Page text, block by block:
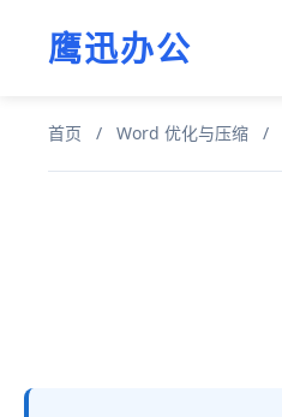
鹰迅办公
首页 / Word 优化与压缩 /